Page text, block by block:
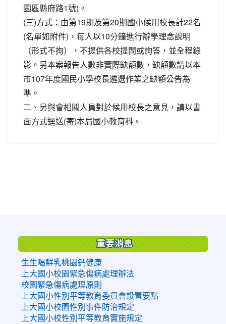
園區縣府路1號)。
(三)方式：由第19期及第20期國小候用校長計22名
(名單如附件)，每人以10分鐘進行辦學理念說明
（形式不拘），不提供各校提問或詢答，並全程錄
影。另本案報告人數非實際缺額數，缺額數請以本
市107年度國民小學校長遴選作業之缺額公告為
準。
二、另與會相關人員對於候用校長之意見，請以書
面方式逕送(寄)本局國小教育科。
重要消息
生生喝鮮乳桃園鈣健康
上大國小校園緊急傷病處理辦法
校園緊急傷病處理原則
上大國小性別平等教育委員會設置要點
上大國小校園性別事件防治規定
上大國小校性別平等教育實施規定